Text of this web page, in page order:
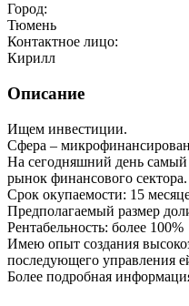
Город:
Тюмень
Контактное лицо:
Кирилл
Описание
Ищем инвестиции.
Сфера –
На сегодняшний день
рынок финансового сектора.
Срок окупаемости: 15
Предполагаемый размер
Рентабельность: более 100%
Имею опыт создания
последующего управления
Более подробная